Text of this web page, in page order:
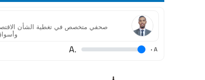
صحفي متخصص في تغطية الشأن الاقتصادي،
A
.
.A